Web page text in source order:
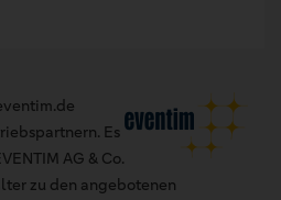
Es
AG & Co.
zu den angebotenen